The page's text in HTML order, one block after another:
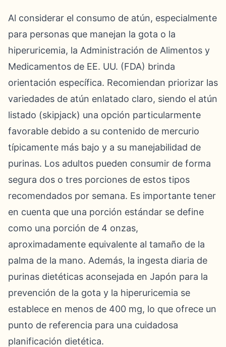
Al considerar el consumo de atún, especialmente
para personas que manejan la gota o la
hiperuricemia, la Administración de Alimentos y
Medicamentos de EE. UU. (FDA) brinda
orientación específica. Recomiendan priorizar las
variedades de atún enlatado claro, siendo el atún
listado (skipjack) una opción particularmente
favorable debido a su contenido de mercurio
típicamente más bajo y a su manejabilidad de
purinas. Los adultos pueden consumir de forma
segura dos o tres porciones de estos tipos
recomendados por semana. Es importante tener
en cuenta que una porción estándar se define
como una porción de 4 onzas,
aproximadamente equivalente al tamaño de la
palma de la mano. Además, la ingesta diaria de
purinas dietéticas aconsejada en Japón para la
prevención de la gota y la hiperuricemia se
establece en menos de 400 mg, lo que ofrece un
punto de referencia para una cuidadosa
planificación dietética.